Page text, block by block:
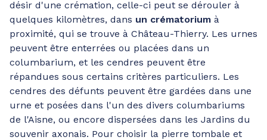
désir d'une crémation, celle-ci peut se dérouler à
quelques kilomètres, dans un crématorium à
proximité, qui se trouve à Château-Thierry. Les urnes
peuvent être enterrées ou placées dans un
columbarium, et les cendres peuvent être
répandues sous certains critères particuliers. Les
cendres des défunts peuvent être gardées dans une
urne et posées dans l'un des divers columbariums
de l'Aisne, ou encore dispersées dans les Jardins du
souvenir axonais. Pour choisir la pierre tombale et